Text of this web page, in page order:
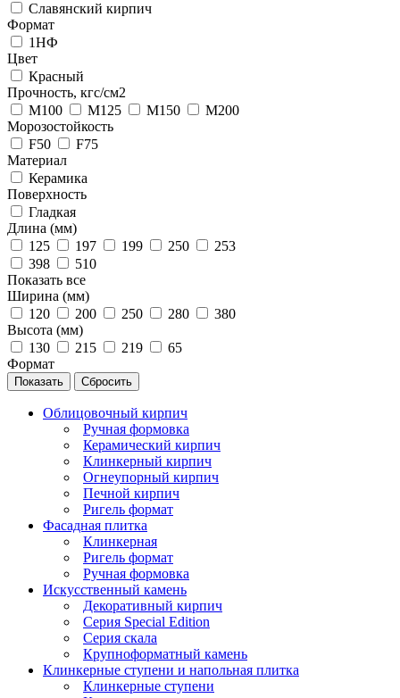
Славянский кирпич
Формат
1НФ
Цвет
Красный
Прочность, кгс/см2
M100
M125 M150
M200
Морозостойкость
F50
F75
Материал
Керамика
Поверхность
Гладкая
Длина (мм)
125
197 199 250
253
398
510
Показать все
Ширина (мм)
120
200 250 280
380
Высота (мм)
130
215 219
65
Формат
Сбросить
Облицовочный кирпич
Ручная формовка
Керамический кирпич
Клинкерный кирпич
Огнеупорный кирпич
Печной кирпич
Ригель формат
Фасадная плитка
Клинкерная
Ригель формат
Ручная формовка
Искусственный камень
Декоративный кирпич
Серия Special Edition
Серия скала
Крупноформатный камень
Клинкерные ступени и напольная плитка
Клинкерные ступени